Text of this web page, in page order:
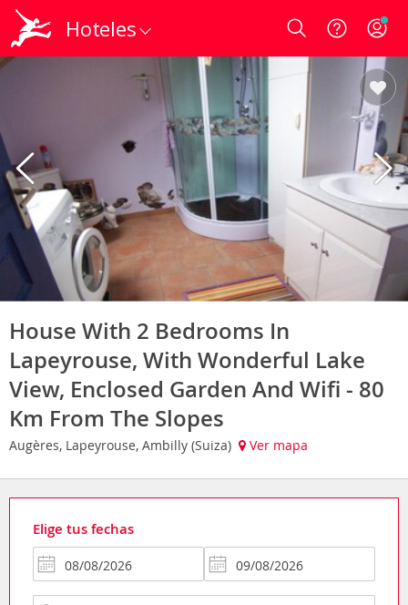
Hoteles Login
House With 2 Bedrooms In
Lapeyrouse, With Wonderful Lake
View, Enclosed Garden And Wifi - 80
Km From The Slopes
Augères, Lapeyrouse, Ambilly (Suiza) Ver mapa
Elige tus fechas